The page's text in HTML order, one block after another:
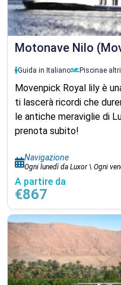
Motonave Nilo
Guida in Italiano Piscinae altri
Movenpick Royal lily è
ti lascerà ricordi che
le antiche meraviglie di
prenota subito!
Navigazione
Ogni lunedì da Luxor \ Ogni
A partire da
€867